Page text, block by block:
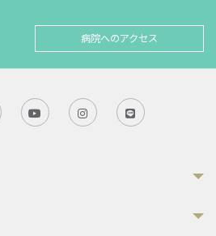
病院へのアクセス